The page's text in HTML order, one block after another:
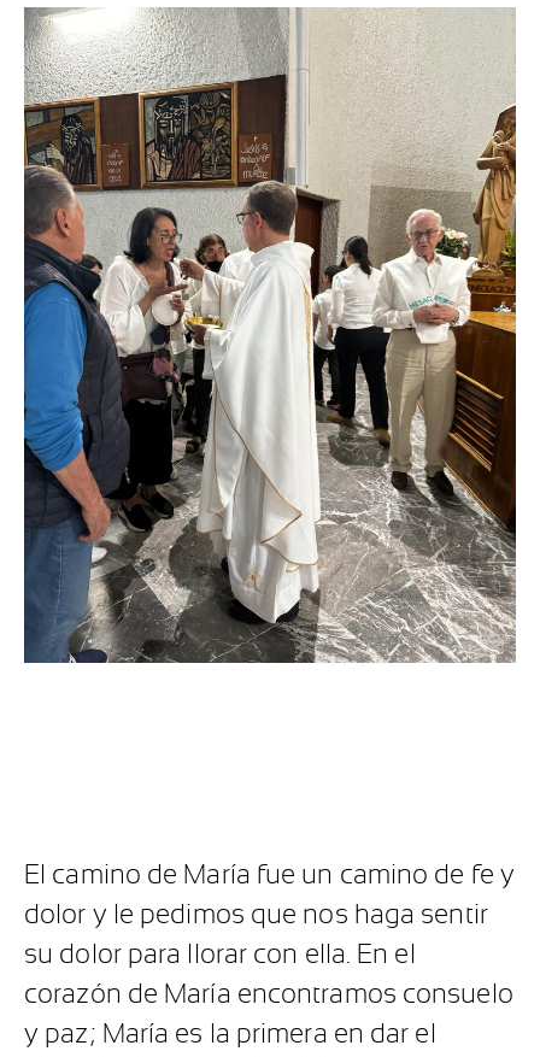
El camino de María fue un camino de fe y
dolor y le pedimos que nos haga sentir
su dolor para llorar con ella. En el
corazón de María encontramos consuelo
y paz; María es la primera en dar el